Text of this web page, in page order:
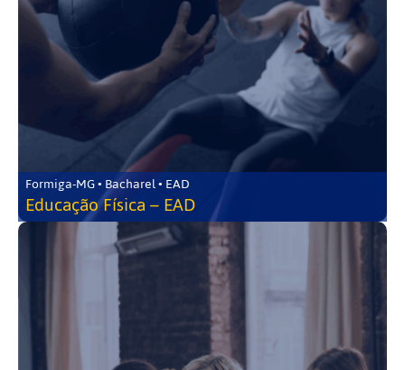
Formiga-MG • Bacharel • EAD
Educação Física – EAD